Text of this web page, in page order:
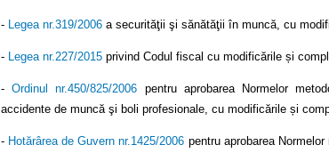
- Legea nr.319/2006 a securităţii şi sănătăţii în muncă, cu
- Legea nr.227/2015 privind Codul fiscal cu modificările și
-Ordinul nr.450/825/2006 pentru aprobarea Normelor
accidente de muncă şi boli profesionale, cu modificările și
- Hotărârea de Guvern nr.1425/2006 pentru aprobarea